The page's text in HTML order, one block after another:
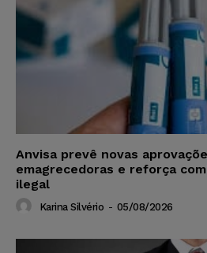
Anvisa prevê novas
emagrecedoras e reforça
ilegal
Karina Silvério - 05/08/2026